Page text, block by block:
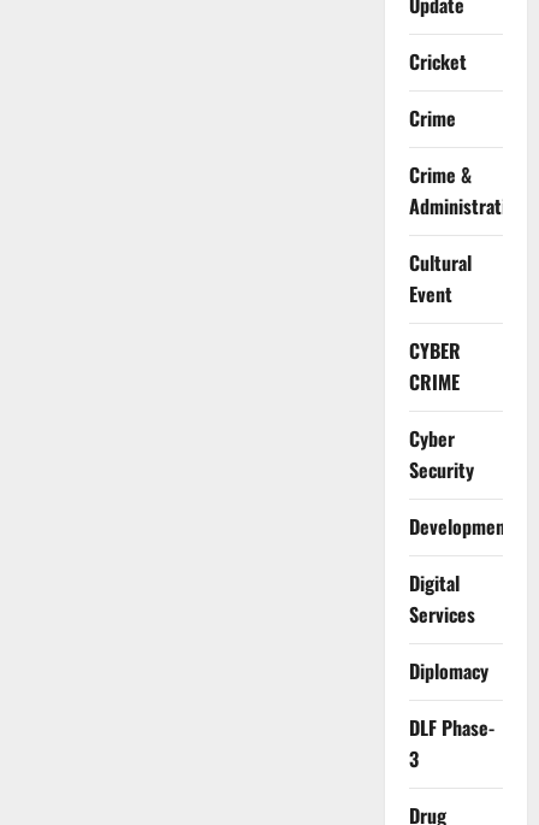
Cricket
Crime
Crime &
Administration
Cultural
Event
CYBER
CRIME
Cyber
Security
Development
Digital
Services
Diplomacy
DLF Phase-
3
Drug